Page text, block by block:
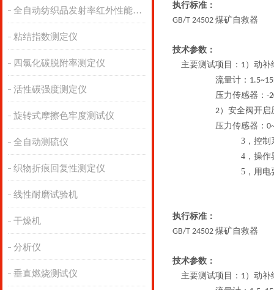
全自动纺织品发射率红外性能分析
粘结指数测定仪
四氯化碳脱附率测定仪
活性碳强度测定仪
旋转式摩擦色牢度测试仪
全自动测硫仪
织物折痕回复性测定仪
线性耐磨试验机
干燥机
分析仪
垂直燃烧测试仪
执行标准：
GB/T 24502 煤矿自救器
技术参数：
主要测试项目： 1）动补
流量计：
压力传感器： -
2）安全阀开启
压力传感器：
3， 控制
4， 操作
5， 用电
执行标准：
GB/T 24502 煤矿自救器
技术参数：
主要测试项目： 1）动补